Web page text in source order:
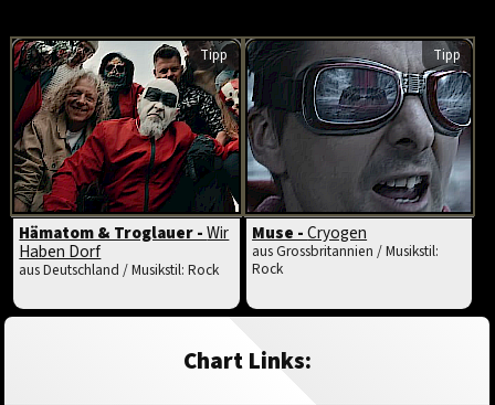
Tipp
Hämatom & Troglauer -Wir
Haben Dorf
aus Deutschland / Musikstil: Rock
Tipp
Muse -Cryogen
aus Grossbritannien / Musikstil:
Rock
Chart Links: